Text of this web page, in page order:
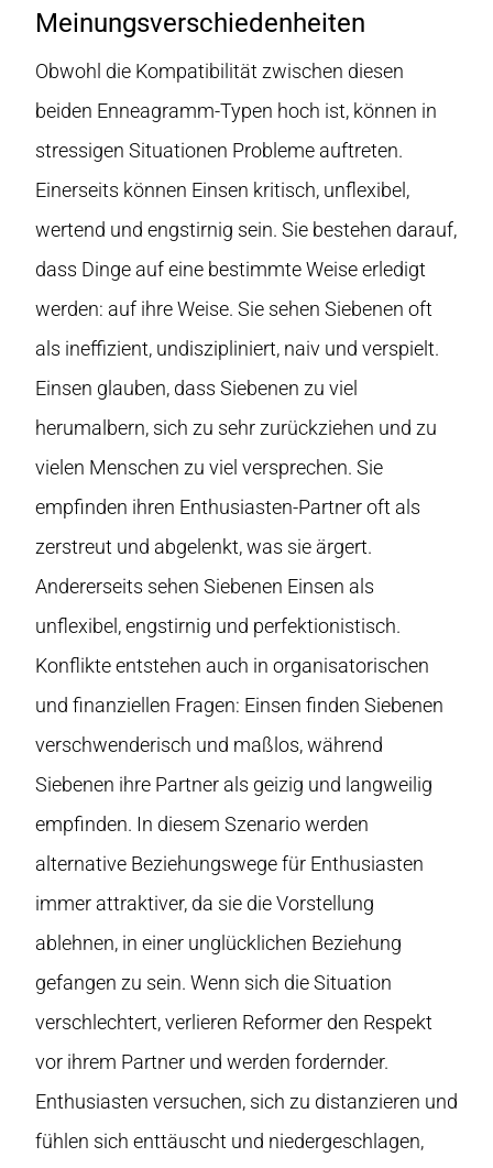
Meinungsverschiedenheiten
Obwohl die Kompatibilität zwischen diesen
beiden Enneagramm-Typen hoch ist, können in
stressigen Situationen Probleme auftreten.
Einerseits können Einsen kritisch, unflexibel,
wertend und engstirnig sein. Sie bestehen darauf,
dass Dinge auf eine bestimmte Weise erledigt
werden: auf ihre Weise. Sie sehen Siebenen oft
als ineffizient, undiszipliniert, naiv und verspielt.
Einsen glauben, dass Siebenen zu viel
herumalbern, sich zu sehr zurückziehen und zu
vielen Menschen zu viel versprechen. Sie
empfinden ihren Enthusiasten-Partner oft als
zerstreut und abgelenkt, was sie ärgert.
Andererseits sehen Siebenen Einsen als
unflexibel, engstirnig und perfektionistisch.
Konflikte entstehen auch in organisatorischen
und finanziellen Fragen: Einsen finden Siebenen
verschwenderisch und maßlos, während
Siebenen ihre Partner als geizig und langweilig
empfinden. In diesem Szenario werden
alternative Beziehungswege für Enthusiasten
immer attraktiver, da sie die Vorstellung
ablehnen, in einer unglücklichen Beziehung
gefangen zu sein. Wenn sich die Situation
verschlechtert, verlieren Reformer den Respekt
vor ihrem Partner und werden fordernder.
Enthusiasten versuchen, sich zu distanzieren und
fühlen sich enttäuscht und niedergeschlagen,